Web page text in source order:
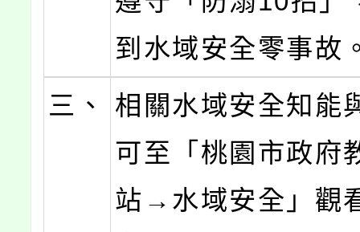
到水域安全零事故
三、
相關水域安全知能
可至「桃園市政府
站→水域安全」觀